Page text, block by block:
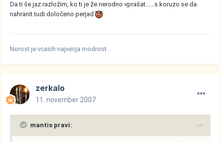
Da ti še jaz razložim, ko ti je že nerodno vprašat......s koruzo se da
nahranit tudi določeno perjad
Norost je vcasih najvecja modrost…
zerkalo
11. november 2007
mantis pravi: